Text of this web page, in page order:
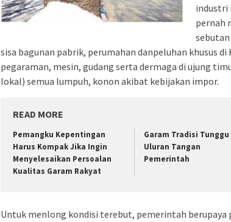
industri
pernah
sisa bagunan pabrik, perumahan danpeluhan khusus di
pegaraman, mesin, gudang serta dermaga di ujung
lokal) semua lumpuh, konon akibat kebijakan impor.
READ MORE
Pemangku Kepentingan
Harus Kompak Jika Ingin
Menyelesaikan Persoalan
Kualitas Garam Rakyat
Garam Tradisi Tunggu
Uluran Tangan
Pemerintah
Untuk menlong kondisi terebut, pemerintah berupaya